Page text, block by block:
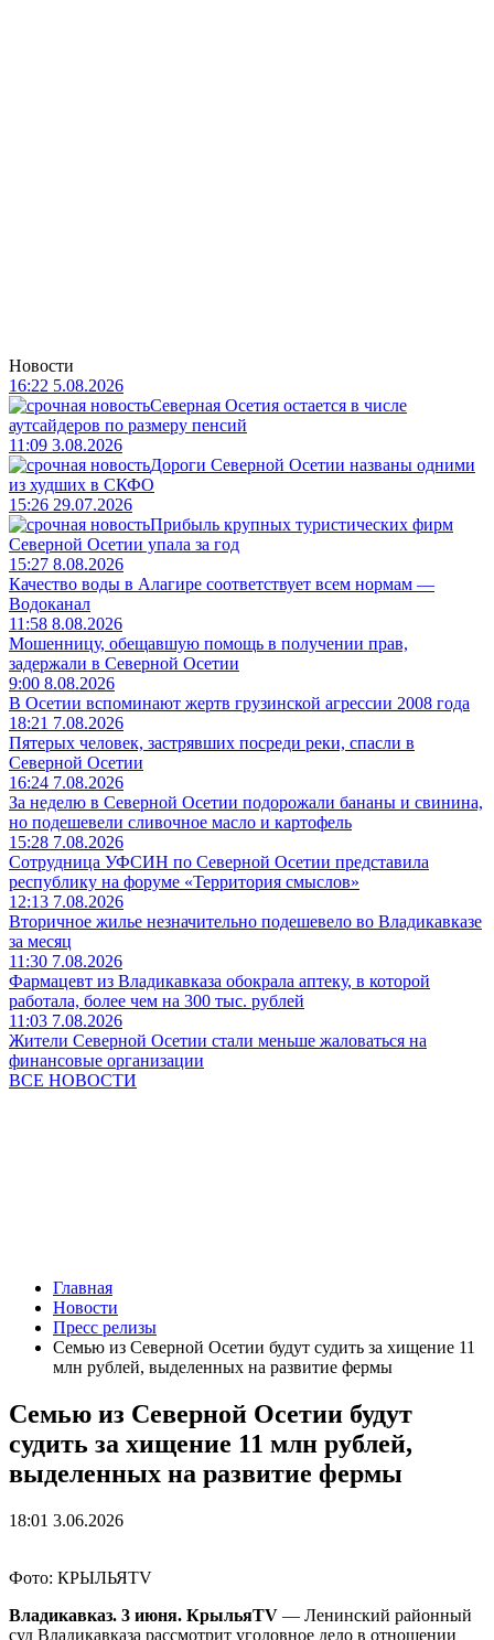
Новости
16:22 5.08.2026
Северная Осетия остается в числе
аутсайдеров по размеру пенсий
11:09 3.08.2026
Дороги Северной Осетии названы одними
из худших в СКФО
15:26 29.07.2026
Прибыль крупных туристических фирм
Северной Осетии упала за год
15:27 8.08.2026
Качество воды в Алагире соответствует всем нормам —
Водоканал
11:58 8.08.2026
Мошенницу, обещавшую помощь в получении прав,
задержали в Северной Осетии
9:00 8.08.2026
В Осетии вспоминают жертв грузинской агрессии 2008 года
18:21 7.08.2026
Пятерых человек, застрявших посреди реки, спасли в
Северной Осетии
16:24 7.08.2026
За неделю в Северной Осетии подорожали бананы и свинина,
но подешевели сливочное масло и картофель
15:28 7.08.2026
Сотрудница УФСИН по Северной Осетии представила
республику на форуме «Территория смыслов»
12:13 7.08.2026
Вторичное жилье незначительно подешевело во Владикавказе
за месяц
11:30 7.08.2026
Фармацевт из Владикавказа обокрала аптеку, в которой
работала, более чем на 300 тыс. рублей
11:03 7.08.2026
Жители Северной Осетии стали меньше жаловаться на
финансовые организации
ВСЕ НОВОСТИ
Главная
Новости
Пресс релизы
Семью из Северной Осетии будут судить за хищение 11
млн рублей, выделенных на развитие фермы
Семью из Северной Осетии будут
судить за хищение 11 млн рублей,
выделенных на развитие фермы
18:01 3.06.2026
Фото: КРЫЛЬЯTV
Владикавказ. 3 июня. КрыльяTV — Ленинский районный
суд Владикавказа рассмотрит уголовное дело в отношении